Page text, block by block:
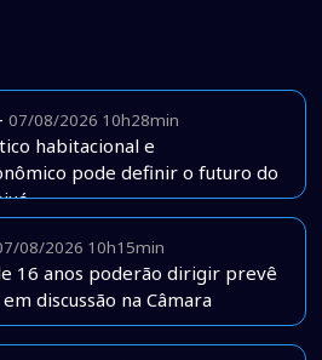
07/08/2026 10h28min
habitacional e
pode definir o futuro do
08/2026 10h15min
16 anos poderão dirigir prevê
discussão na Câmara